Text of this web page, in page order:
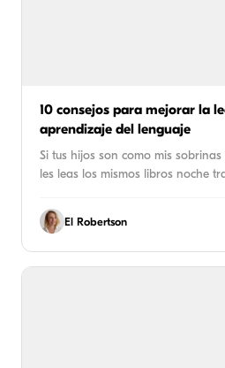
10 consejos para mejorar la
aprendizaje del lenguaje
Si tus hijos son como mis
les leas los mismos libros noche
El Robertson